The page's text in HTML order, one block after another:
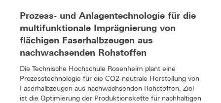
Prozess- und Anlagentechnologie für die
multifunktionale Imprägnierung von
flächigen Faserhalbzeugen aus
nachwachsenden Rohstoffen
Die Technische Hochschule Rosenheim plant eine
Prozesstechnologie für die CO2-neutrale Herstellung von
Faserhalbzeugen aus nachwachsenden Rohstoffen. Ziel
ist die Optimierung der Produktionskette für nachhaltigen